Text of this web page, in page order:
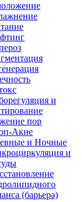
и
пор
Акне
и Ночные
и
(барьера)